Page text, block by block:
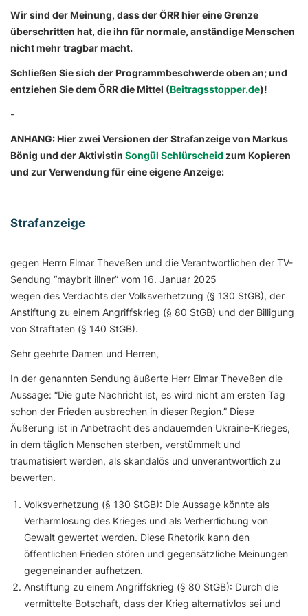
Wir sind der Meinung, dass der ÖRR hier eine Grenze
überschritten hat, die ihn für normale, anständige Menschen
nicht mehr tragbar macht.
Schließen Sie sich der Programmbeschwerde oben an; und
entziehen Sie dem ÖRR die Mittel (Beitragsstopper.de)!
-
ANHANG: Hier zwei Versionen der Strafanzeige von Markus
Bönig und der Aktivistin Songül Schlürscheid zum Kopieren
und zur Verwendung für eine eigene Anzeige:
Strafanzeige
gegen Herrn Elmar Theveßen und die Verantwortlichen der TV-
Sendung “maybrit illner” vom 16. Januar 2025
wegen des Verdachts der Volksverhetzung (§ 130 StGB), der
Anstiftung zu einem Angriffskrieg (§ 80 StGB) und der Billigung
von Straftaten (§ 140 StGB).
Sehr geehrte Damen und Herren,
In der genannten Sendung äußerte Herr Elmar Theveßen die
Aussage: “Die gute Nachricht ist, es wird nicht am ersten Tag
schon der Frieden ausbrechen in dieser Region.” Diese
Äußerung ist in Anbetracht des andauernden Ukraine-Krieges,
in dem täglich Menschen sterben, verstümmelt und
traumatisiert werden, als skandalös und unverantwortlich zu
bewerten.
Volksverhetzung (§ 130 StGB): Die Aussage könnte als
Verharmlosung des Krieges und als Verherrlichung von
Gewalt gewertet werden. Diese Rhetorik kann den
öffentlichen Frieden stören und gegensätzliche Meinungen
gegeneinander aufhetzen.
Anstiftung zu einem Angriffskrieg (§ 80 StGB): Durch die
vermittelte Botschaft, dass der Krieg alternativlos sei und